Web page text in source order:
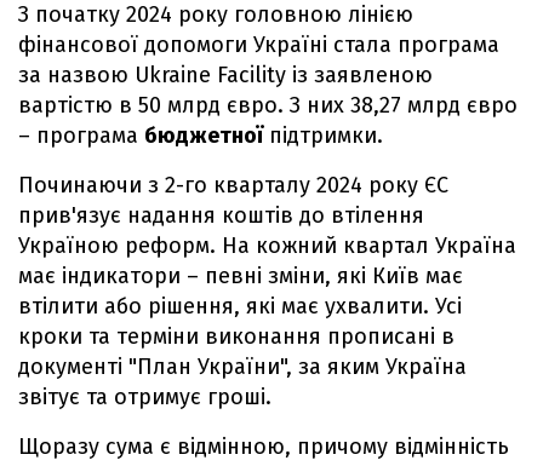
З початку 2024 року головною лінією
фінансової допомоги Україні стала програма
за назвою Ukraine Facility із заявленою
вартістю в 50 млрд євро. З них 38,27 млрд євро
– програма бюджетноїпідтримки.
Починаючи з 2-го кварталу 2024 року ЄС
прив'язує надання коштів до втілення
Україною реформ. На кожний квартал Україна
має індикатори – певні зміни, які Київ має
втілити або рішення, які має ухвалити. Усі
кроки та терміни виконання прописані в
документі "План України", за яким Україна
звітує та отримує гроші.
Щоразу сума є відмінною, причому відмінність